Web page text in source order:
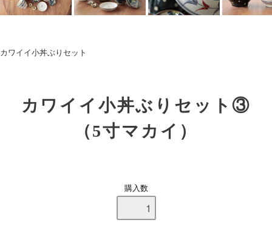
カワイイ小丼ぶりセット
カワイイ小丼ぶりセット③
（5寸マカイ）
購入数